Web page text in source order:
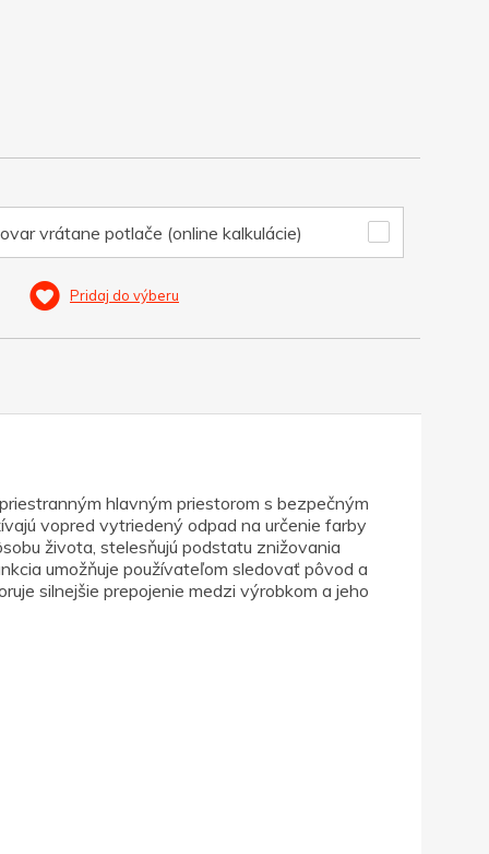
vrátane potlače (online kalkulácie)
Pridaj do výberu
hlavným priestorom s bezpečným
vopred vytriedený odpad na určenie farby
života, stelesňujú podstatu znižovania
umožňuje používateľom sledovať pôvod a
silnejšie prepojenie medzi výrobkom a jeho